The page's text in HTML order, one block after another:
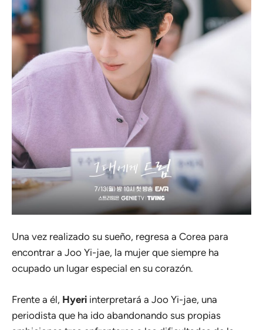
Una vez realizado su sueño, regresa a Corea para
encontrar a Joo Yi-jae, la mujer que siempre ha
ocupado un lugar especial en su corazón.
Frente a él, Hyeri interpretará a Joo Yi-jae, una
periodista que ha ido abandonando sus propias